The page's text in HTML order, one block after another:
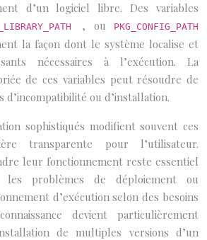
d’un logiciel libre. Des variables
, ou PKG_CONFIG_PATH
la façon dont le système localise et
nécessaires à l’exécution. La
de ces variables peut résoudre de
ou d’installation.
sophistiqués modifient souvent ces
transparente pour l’utilisateur.
leur fonctionnement reste essentiel
les problèmes de déploiement ou
d’exécution selon des besoins
devient particulièrement
de multiples versions d’un